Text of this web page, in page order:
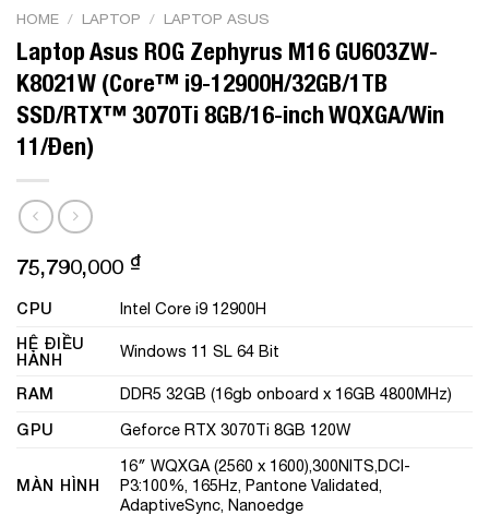
HOME / LAPTOP / LAPTOP ASUS
Laptop Asus ROG Zephyrus M16 GU603ZW-
K8021W (Core™ i9-12900H/32GB/1TB
SSD/RTX™ 3070Ti 8GB/16-inch WQXGA/Win
11/Đen)
75,790,000 ₫
CPU
Intel Core i9 12900H
HỆ ĐIỀU
HÀNH
Windows 11 SL 64 Bit
RAM
DDR5 32GB (16gb onboard x 16GB 4800MHz)
GPU
Geforce RTX 3070Ti 8GB 120W
MÀN HÌNH
16″ WQXGA (2560 x 1600),300NITS,DCI-
P3:100%, 165Hz, Pantone Validated,
AdaptiveSync, Nanoedge